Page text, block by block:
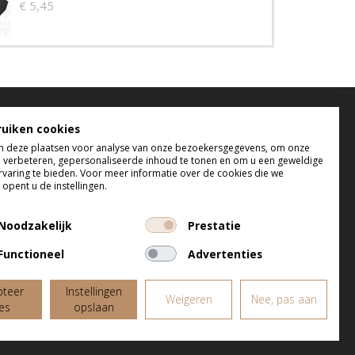
€ 5,45
bereikbaar
m do tussen 9:00 uur en 17:00 uur
tussen 9:00 uur en 12:00 uur
cookies
deze plaatsen voor analyse van onze bezoekersgegevens, om onze
verbeteren, gepersonaliseerde inhoud te tonen en om u een geweldige
te bieden. Voor meer informatie over de cookies die we
opent u de instellingen.
Prestatie
Advertenties
Instellingen
opslaan
Weigeren Nee, pas aan